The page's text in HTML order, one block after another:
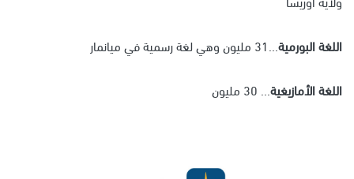
اللغة البورمية...31 مليون وهي لغة رسمية في ميانمار
اللغة الأمازيغية... 30 مليون